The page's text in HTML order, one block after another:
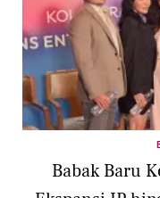
Babak Baru